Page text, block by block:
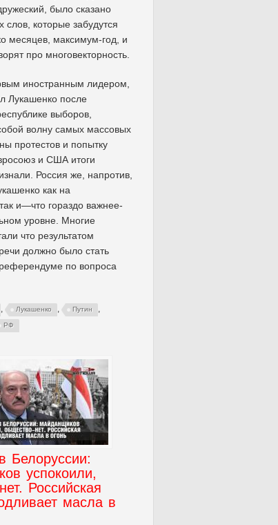
было сказано
слов, которые забудутся
месяцев, максимум-год, и
про многовекторность.
иностранным лидером,
Лукашенко после
выборов,
волну самых массовых
протестов и попытку
и США итоги
Россия же, напротив,
как на
и—что гораздо важнее-
уровне. Многие
что результатом
должно было стать
по вопроса
, Лукашенко , Путин ,
РФ
Белоруссии:
успокоили,
Российская
масла в